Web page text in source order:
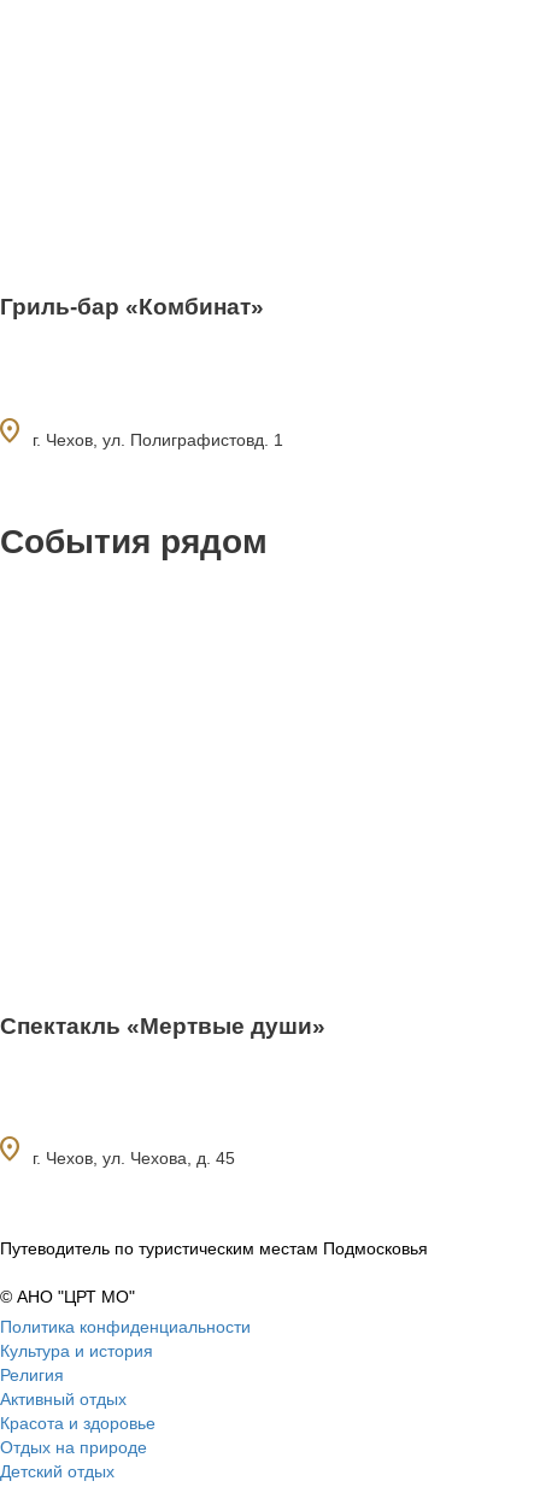
Гриль-бар «Комбинат»
г. Чехов, ул. Полиграфистовд. 1
События рядом
Спектакль «Мертвые души»
г. Чехов, ул. Чехова, д. 45
Путеводитель по туристическим местам Подмосковья
© АНО "ЦРТ МО"
Политика конфиденциальности
Культура и история
Религия
Активный отдых
Красота и здоровье
Отдых на природе
Детский отдых